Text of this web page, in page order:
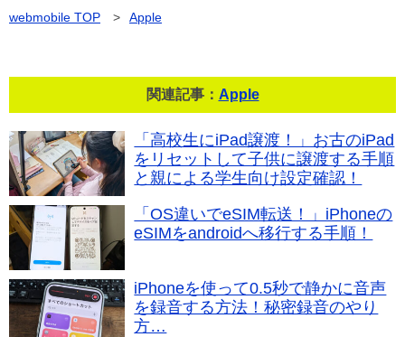
webmobile TOP > Apple
関連記事： Apple
「高校生にiPad譲渡！」お古のiPad
をリセットして子供に譲渡する手順
と親による学生向け設定確認！
「OS違いでeSIM転送！」iPhoneの
eSIMをandroidへ移行する手順！
iPhoneを使って0.5秒で静かに音声
を録音する方法！秘密録音のやり
方…